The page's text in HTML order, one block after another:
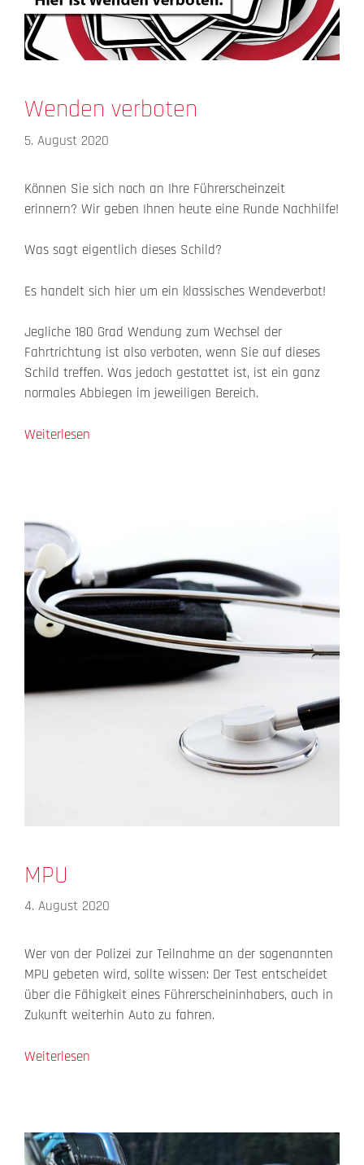
Wenden verboten
5. August 2020
Können Sie sich noch an Ihre Führerscheinzeit
erinnern? Wir geben Ihnen heute eine Runde Nachhilfe!
Was sagt eigentlich dieses Schild?
Es handelt sich hier um ein klassisches Wendeverbot!
Jegliche 180 Grad Wendung zum Wechsel der
Fahrtrichtung ist also verboten, wenn Sie auf dieses
Schild treffen. Was jedoch gestattet ist, ist ein ganz
normales Abbiegen im jeweiligen Bereich.
Weiterlesen
MPU
4. August 2020
Wer von der Polizei zur Teilnahme an der sogenannten
MPU gebeten wird, sollte wissen: Der Test entscheidet
über die Fähigkeit eines Führerscheininhabers, auch in
Zukunft weiterhin Auto zu fahren.
Weiterlesen